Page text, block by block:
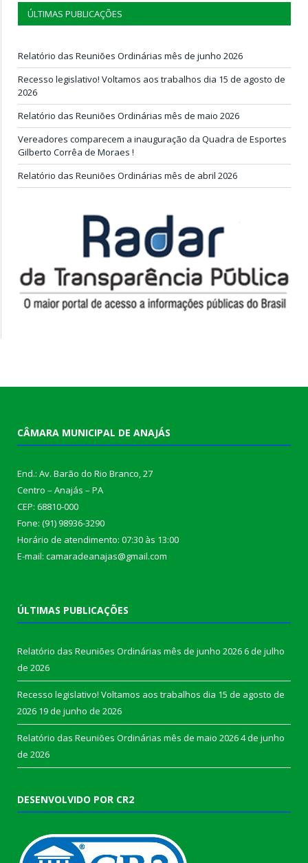
ÚLTIMAS PUBLICAÇÕES
Relatório das Reuniões Ordinárias mês de junho 2026
Recesso legislativo! Voltamos aos trabalhos dia 15 de agosto de
2026
Relatório das Reuniões Ordinárias mês de maio 2026
Vereadores comparecem a inauguração da Quadra de Esportes
Gilberto Corrêa de Moraes !
Relatório das Reuniões Ordinárias mês de abril 2026
CÂMARA MUNICIPAL DE ANAJÁS
End.: Av. Barão do Rio Branco, 27
Centro – Anajás – PA
CEP: 68810-000
Fone: (91) 98936-3290
Horário de atendimento: 07:30 às 13:00
E-mail: camaradeanajas@gmail.com
ÚLTIMAS PUBLICAÇÕES
Relatório das Reuniões Ordinárias mês de junho 20266 de julho
de 2026
Recesso legislativo! Voltamos aos trabalhos dia 15 de agosto de
2026 19 de junho de 2026
Relatório das Reuniões Ordinárias mês de maio 20264 de junho
de 2026
DESENVOLVIDO POR CR2